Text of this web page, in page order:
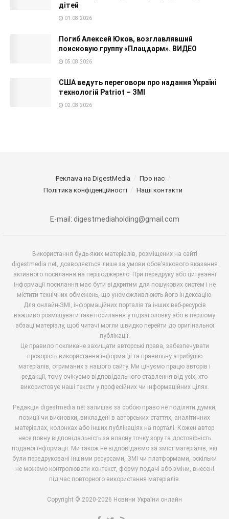
дітей
01.08.2026
Погиб Алексей Юков, возглавлявший
поисковую группу «Плацдарм». ВИДЕО
05.08.2026
США ведуть переговори про надання Україні
технологій Patriot – ЗМІ
02.08.2026
Реклама на DigestMedia
Про нас
Політика конфіденційності
Наші контакти
E-mail: digestmediaholding@gmail.com
Використання будь-яких матеріалів, розміщених на сайті
digestmedia.net, дозволяється лише за умови обов’язкового вказання
активного посилання на першоджерело. При передруку або цитуванні
інформації посилання має бути відкритим для пошукових систем і не
містити технічних обмежень, що унеможливлюють його індексацію.
Для онлайн-ЗМІ, інформаційних порталів та інших веб-ресурсів
важливо розміщувати таке посилання у підзаголовку або в першому
абзаці матеріалу, щоб читачі могли швидко перейти до оригінальної
публікації.
Це правило покликане захищати авторські права, забезпечувати
прозорість використання інформації та правильну атрибуцію
матеріалів, отриманих з нашого сайту. Ми цінуємо працю авторів і
редакції, тому очікуємо відповідального ставлення від усіх, хто
використовує наші тексти у професійних чи інформаційних цілях.
Редакція digestmedia.net залишає за собою право не поділяти думки,
позиції чи висновки, викладені в авторських статтях, аналітичних
матеріалах, колонках або інших публікаціях на порталі. Кожен автор
несе повну відповідальність за власну точку зору та достовірність
поданої інформації. Ми також не відповідаємо за зміст матеріалів, які
були передруковані іншими ресурсами, ЗМІ чи платформами, оскільки
не можемо контролювати контекст, форму подачі або зміни, внесені
під час повторного використання матеріалів.
Copyright © 2020-2026 Новини України онлайн